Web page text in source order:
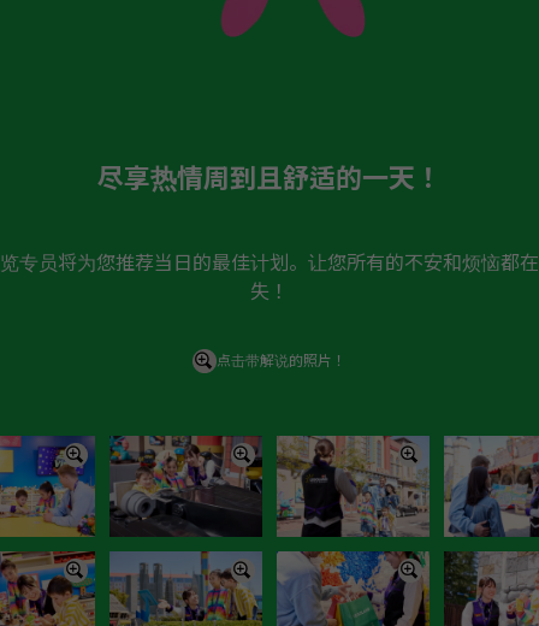
尽享热情周到且舒适的一天！
专员将为您推荐当日的最佳计划。让您所有的不安和烦恼都
失！
点击带解说的照片！